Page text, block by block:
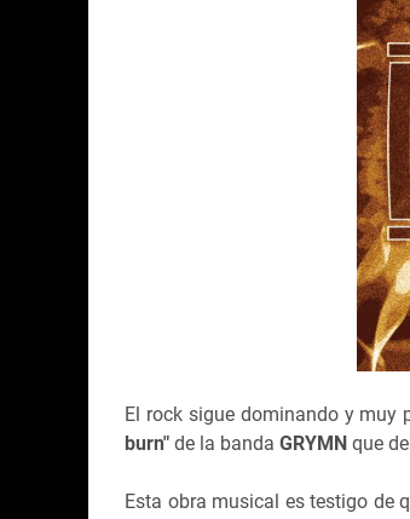
El rock sigue dominando y muy
burn" de la banda GRYMN que
Esta obra musical es testigo de